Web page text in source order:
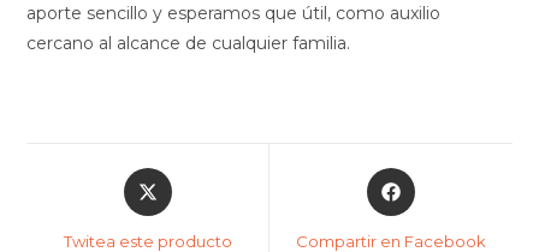
aporte sencillo y esperamos que útil, como auxilio
cercano al alcance de cualquier familia.
Twitea este producto Compartir en Facebook